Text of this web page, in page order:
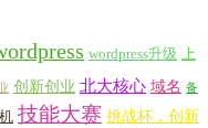
wordpress升级 上
创新创业 北大核心 域名 备
技能大赛 挑战杯，创新